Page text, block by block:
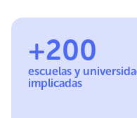
+200
escuelas y
implicadas